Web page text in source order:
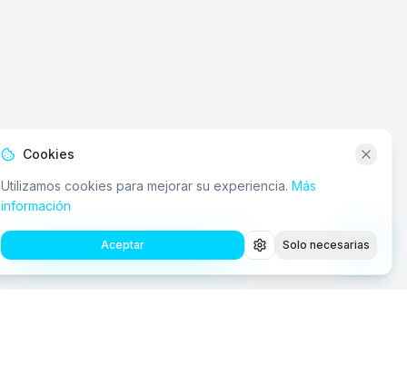
Cookies
Utilizamos cookies para mejorar su experiencia. Más
información
Aceptar Solo necesarias